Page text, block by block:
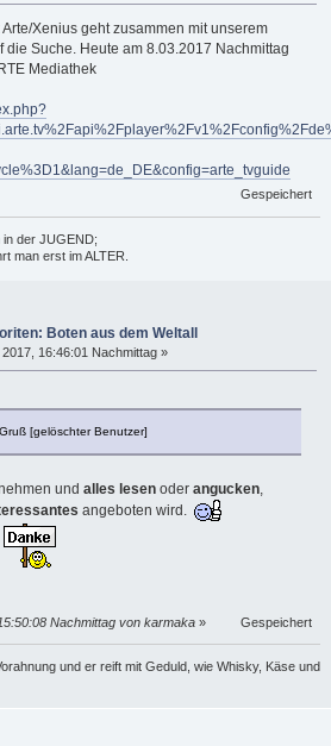
Xenius geht zusammen mit unserem
die Suche. Heute am 8.03.2017 Nachmittag
Mediathek
Gespeichert
der JUGEND;
man erst im ALTER.
Boten aus dem Weltall
16:46:01 Nachmittag »
[gelöschter Benutzer]
und alles lesen oder angucken
angeboten wird.
Nachmittag von karmaka » Gespeichert
und er reift mit Geduld, wie Whisky, Käse und